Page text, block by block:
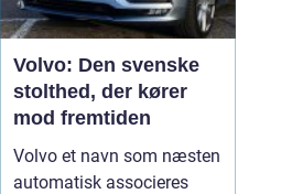
Volvo: Den svenske
stolthed, der kører
mod fremtiden
Volvo et navn som næsten
automatisk associeres